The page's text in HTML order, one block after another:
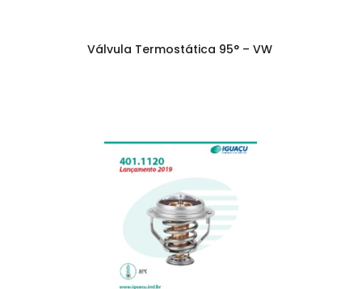
Válvula Termostática 95° – VW